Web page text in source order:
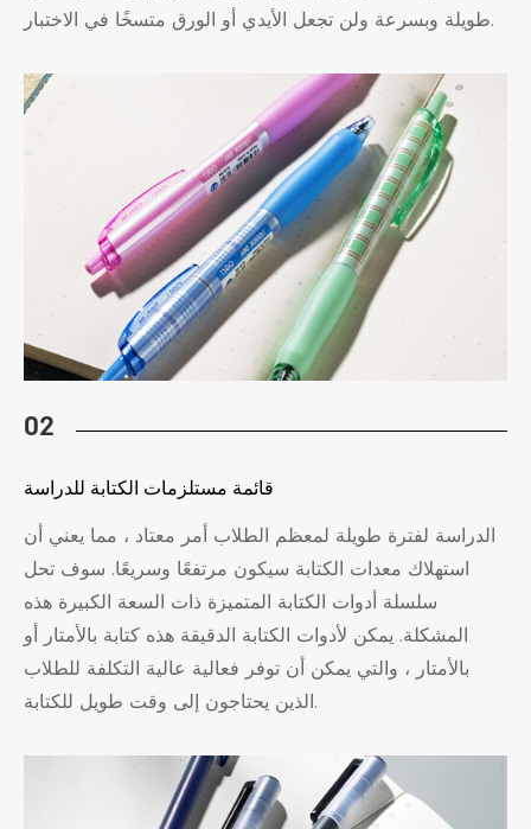
طويلة وبسرعة ولن تجعل الأيدي أو الورق متسخًا في الاختبار.
02
قائمة مستلزمات الكتابة للدراسة
الدراسة لفترة طويلة لمعظم الطلاب أمر معتاد ، مما يعني أن
استهلاك معدات الكتابة سيكون مرتفعًا وسريعًا. سوف تحل
سلسلة أدوات الكتابة المتميزة ذات السعة الكبيرة هذه
المشكلة. يمكن لأدوات الكتابة الدقيقة هذه كتابة بالأمتار أو
بالأمتار ، والتي يمكن أن توفر فعالية عالية التكلفة للطلاب
الذين يحتاجون إلى وقت طويل للكتابة.